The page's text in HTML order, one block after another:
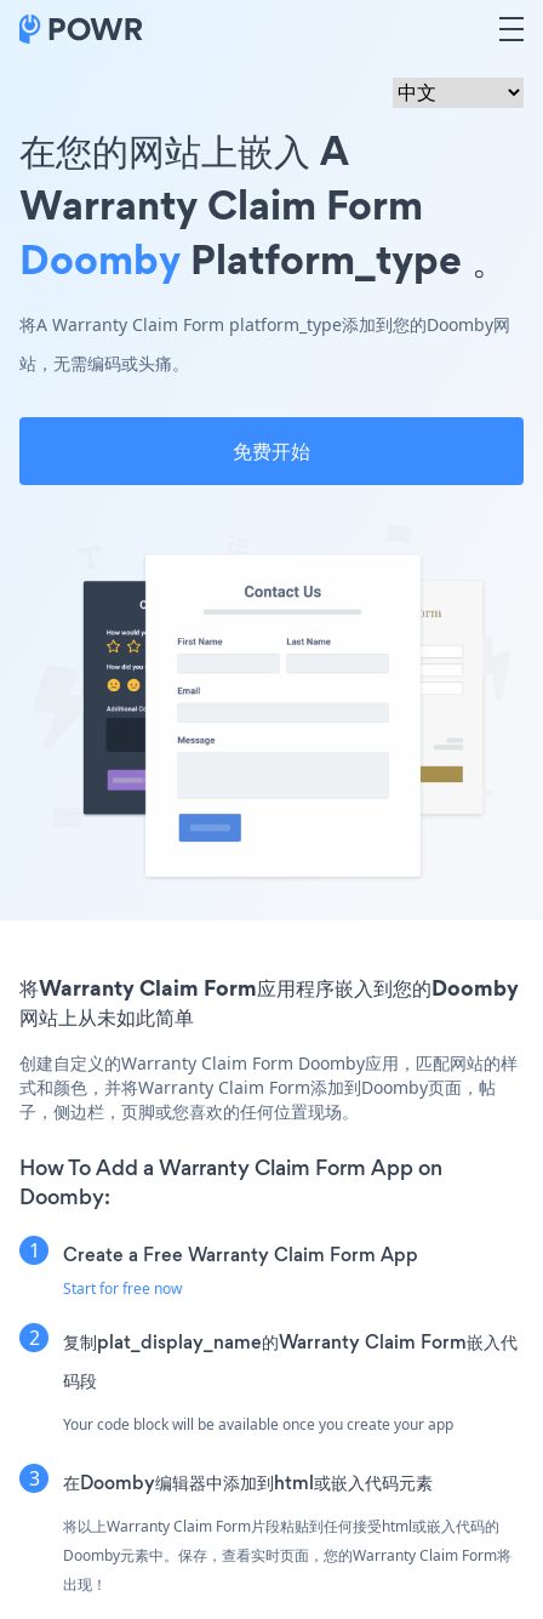
在您的网站上嵌入 A
Warranty Claim Form
Doomby Platform_type 。
将A Warranty Claim Form platform_type添加到您的Doomby网
站，无需编码或头痛。
免费开始
将Warranty Claim Form应用程序嵌入到您的Doomby
网站上从未如此简单
创建自定义的Warranty Claim Form Doomby应用，匹配网站的样
式和颜色，并将Warranty Claim Form添加到Doomby页面，帖
子，侧边栏，页脚或您喜欢的任何位置现场。
How To Add a Warranty Claim Form App on
Doomby:
Create a Free Warranty Claim Form App
Start for free now
复制plat_display_name的Warranty Claim Form嵌入代
码段
Your code block will be available once you create your app
在Doomby编辑器中添加到html或嵌入代码元素
将以上Warranty Claim Form片段粘贴到任何接受html或嵌入代码的
Doomby元素中。保存，查看实时页面，您的Warranty Claim Form将
出现！